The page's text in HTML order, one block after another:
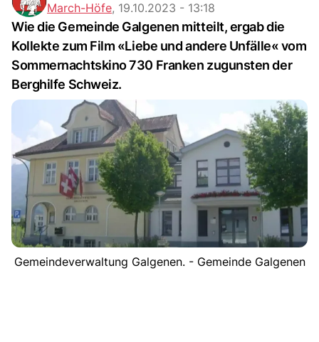
March-Höfe, 19.10.2023 - 13:18
Wie die Gemeinde Galgenen mitteilt, ergab die
Kollekte zum Film «Liebe und andere Unfälle« vom
Sommernachtskino 730 Franken zugunsten der
Berghilfe Schweiz.
Gemeindeverwaltung Galgenen. - Gemeinde Galgenen